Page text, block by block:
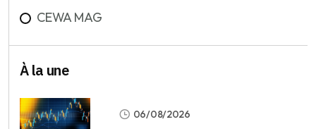
CEWA MAG
À la une
06/08/2026